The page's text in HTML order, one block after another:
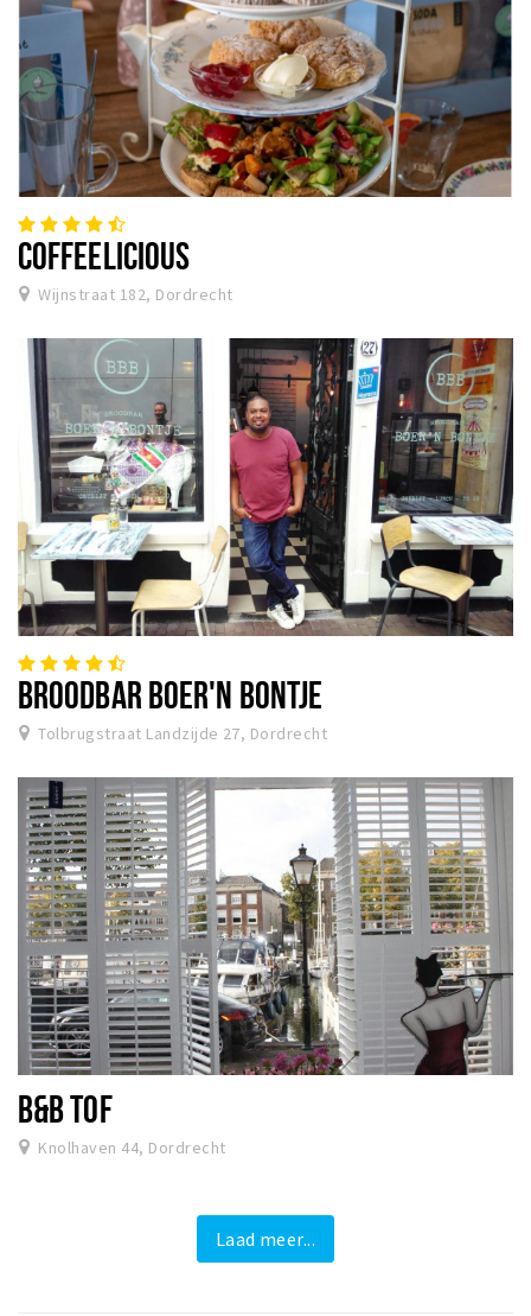
COFFEELICIOUS
Wijnstraat 182, Dordrecht
BROODBAR BOER'N BONTJE
Tolbrugstraat Landzijde 27, Dordrecht
B&B TOF
Knolhaven 44, Dordrecht
Laad meer...